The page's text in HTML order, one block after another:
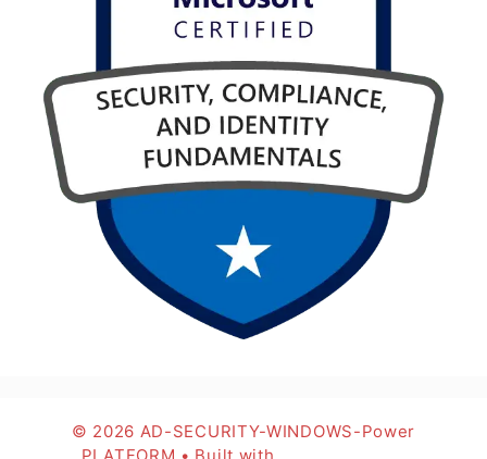
© 2026 AD-SECURITY-WINDOWS-Power